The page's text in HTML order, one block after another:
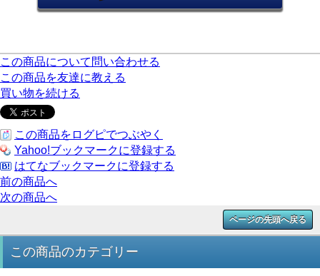
この商品について問い合わせる
この商品を友達に教える
買い物を続ける
この商品をログピでつぶやく
Yahoo!ブックマークに登録する
はてなブックマークに登録する
前の商品へ
次の商品へ
ページの先頭へ戻る
この商品のカテゴリー